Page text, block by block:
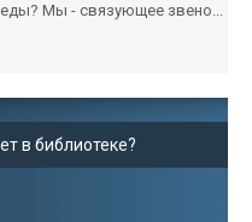
Мы - связующее звено...
в библиотеке?